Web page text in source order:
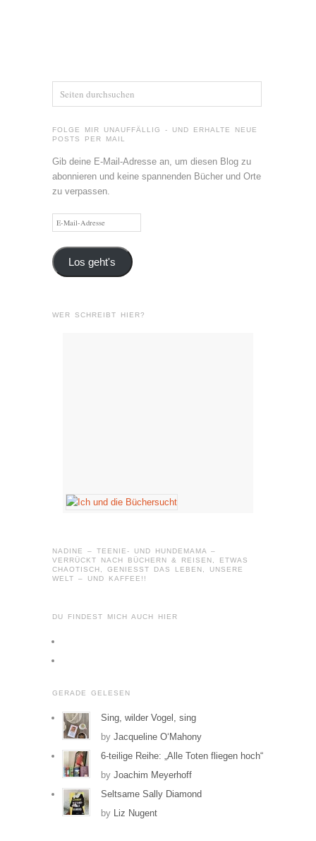
FOLGE MIR UNAUFFÄLLIG - UND ERHALTE NEUE
POSTS PER MAIL
Gib deine E-Mail-Adresse an, um diesen Blog zu
abonnieren und keine spannenden Bücher und Orte
zu verpassen.
E-
Mail-
Adresse
Los geht's
WER SCHREIBT HIER?
NADINE – TEENIE- UND HUNDEMAMA –
VERRÜCKT NACH BÜCHERN & REISEN, ETWAS
CHAOTISCH, GENIESST DAS LEBEN, UNSERE W
ELT – UND KAFFEE!!
DU FINDEST MICH AUCH HIER
auf
Facebook
anzeigen
tausendleben
auf
Instagram
anzeigen
GERADE GELESEN
Sing, wilder Vogel, sing
by Jacqueline O‘Mahony
6-teilige Reihe: „Alle Toten fliegen hoch“
by Joachim Meyerhoff
Seltsame Sally Diamond
by Liz Nugent